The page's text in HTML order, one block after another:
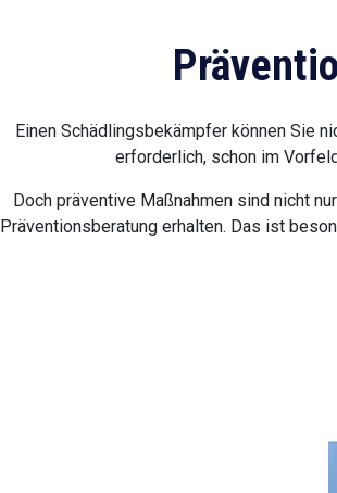
Einen Schädlingsbekämpfer können Sie
erforderlich, schon im
Doch präventive Maßnahmen sind nicht
Präventionsberatung erhalten. Das ist